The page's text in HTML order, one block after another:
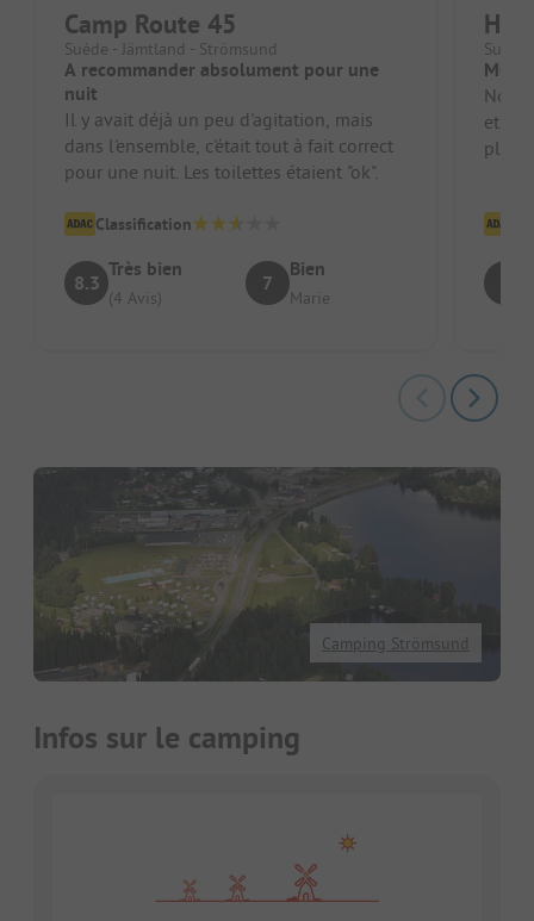
Camp Route 45
Suède - Jämtland - Strömsund
A recommander absolument pour une
nuit
Il y avait déjà un peu d'agitation, mais
dans l'ensemble, c'était tout à fait correct
pour une nuit. Les toilettes étaient "ok".
Classification
8.3
Très bien
(4 Avis)
7
Bien
Marie
Nous
et
Camping Strömsund
Infos sur le camping